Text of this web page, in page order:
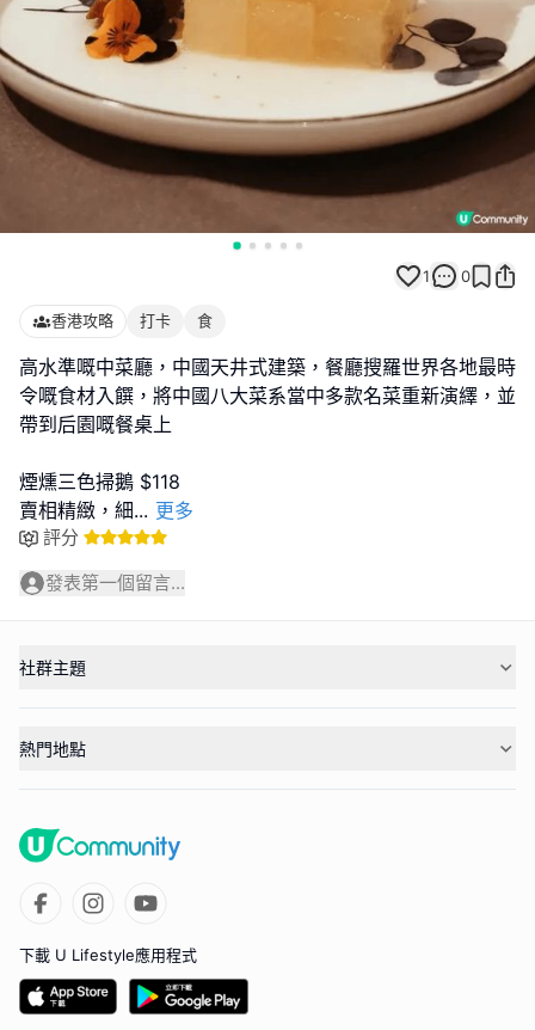
1 0
香港攻略 打卡 食
高水準嘅中菜廳，中國天井式建築，餐廳搜羅世界各地最時
令嘅食材入饌，將中國八大菜系當中多款名菜重新演繹，並
帶到后園嘅餐桌上
煙燻三色掃鵝 $118
賣相精緻，細... 更多
評分
發表第一個留言...
社群主題
熱門地點
下載 U Lifestyle應用程式